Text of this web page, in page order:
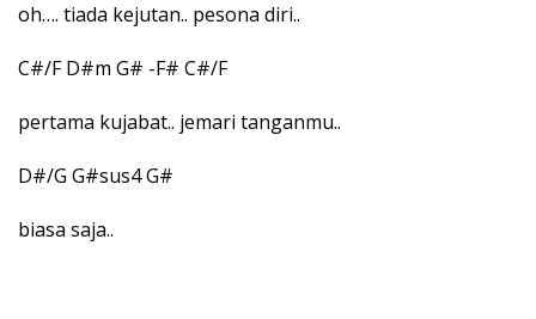
oh…. tiada kejutan.. pesona diri..
C#/F D#m G# -F# C#/F
pertama kujabat.. jemari tanganmu..
D#/G G#sus4 G#
biasa saja..